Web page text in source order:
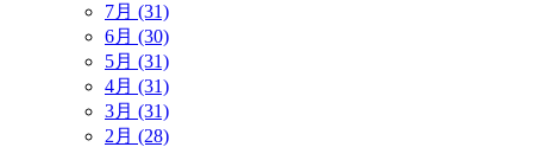
7月 (31)
6月 (30)
5月 (31)
4月 (31)
3月 (31)
2月 (28)